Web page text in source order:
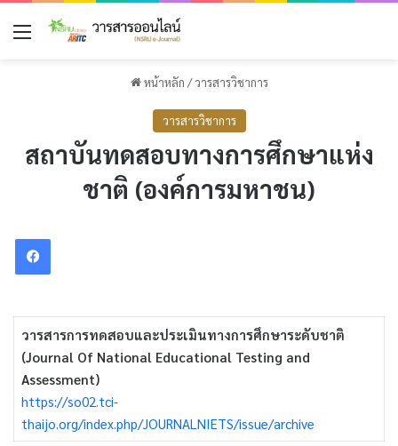
เมนู
หน้าหลัก / วารสารวิชาการ
วารสารวิชาการ
สถาบันทดสอบทางการศึกษาแห่ง
ชาติ (องค์การมหาชน)
Facebook
วารสารการทดสอบและประเมินทางการศึกษาระดับชาติ
(Journal Of National Educational Testing and
Assessment)
https://so02.tci-
thaijo.org/index.php/JOURNALNIETS/issue/archive